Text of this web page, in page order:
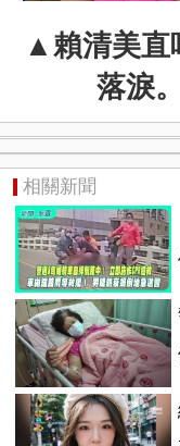
▲ 賴清美直
落淚
相關新聞